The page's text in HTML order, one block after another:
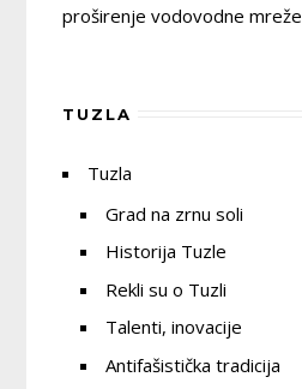
proširenje vodovodne mreže
TUZLA
Tuzla
Grad na zrnu soli
Historija Tuzle
Rekli su o Tuzli
Talenti, inovacije
Antifašistička tradicija